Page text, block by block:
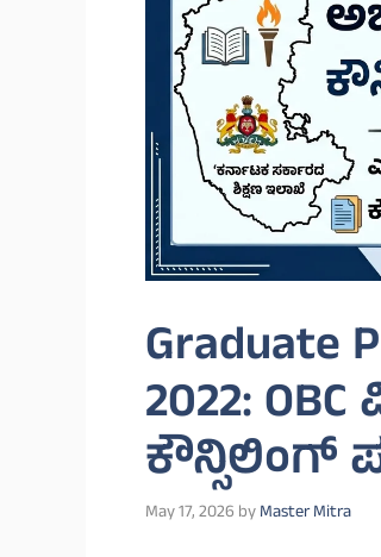
Graduate
2022:
ಕೌನ್ಸಿಲಿಂಗ್
May 17, 2026 byMaster Mitra